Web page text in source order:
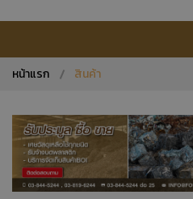
หน้าแรก สินค้า